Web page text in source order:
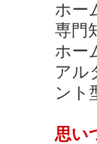
ホー
専門
ホー
アル
ント
思い